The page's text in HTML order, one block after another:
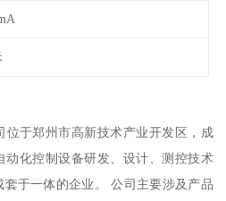
位于郑州市高新技术产业开发区，成
动化控制设备研发、设计、测控技术
于一体的企业。 公司主要涉及产品